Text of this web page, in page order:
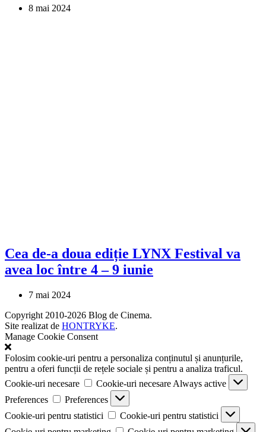
8 mai 2024
Cea de-a doua ediție LYNX Festival va
avea loc între 4 – 9 iunie
7 mai 2024
Copyright 2010-2026 Blog de Cinema.
Site realizat de HONTRYKE.
Manage Cookie Consent
Folosim cookie-uri pentru a personaliza conținutul și anunțurile,
pentru a oferi funcții de rețele sociale și pentru a analiza traficul.
Cookie-uri necesare
Cookie-uri necesare Always active
Preferences
Preferences
Cookie-uri pentru statistici
Cookie-uri pentru statistici